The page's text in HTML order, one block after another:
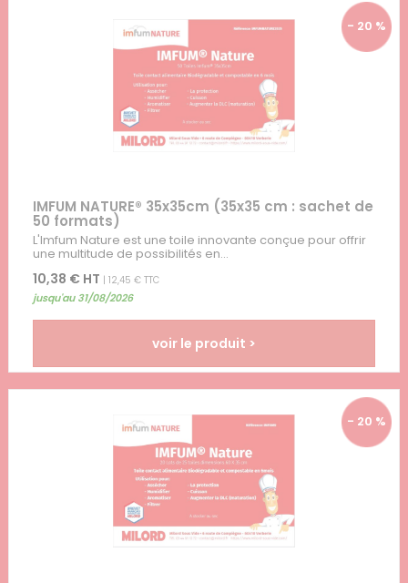
- 20 %
IMFUM NATURE® 35x35cm (35x35 cm : sachet de
50 formats)
L'Imfum Nature est une toile innovante conçue pour offrir
une multitude de possibilités en...
10,38 € HT | 12,45 € TTC
jusqu'au 31/08/2026
voir le produit >
- 20 %